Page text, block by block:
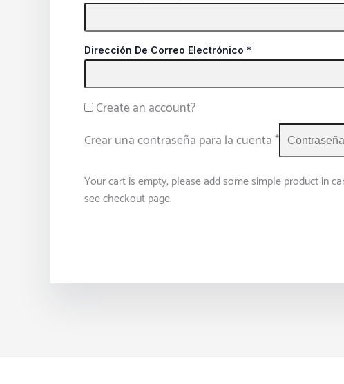
Dirección De Correo Electrónico *
Create an account?
Crear una contraseña para la cuenta*
Your cart is empty, please add some simple product in
see checkout page.